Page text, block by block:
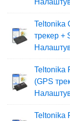
Teltonika
трекер +
Teltonika
(GPS
Teltonika